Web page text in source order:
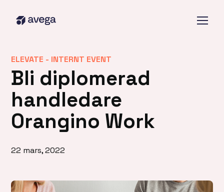
ELEVATE - INTERNT EVENT
Bli diplomerad
handledare
Orangino Work
22 mars, 2022